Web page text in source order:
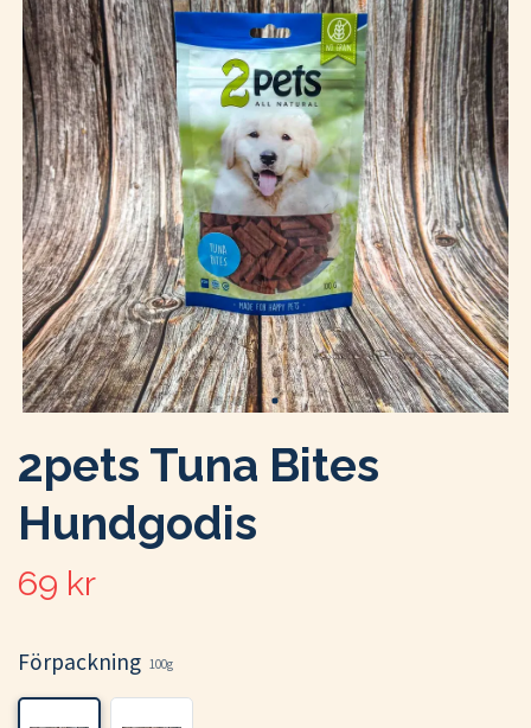
2pets Tuna Bites
Hundgodis
69 kr
Förpackning 100g